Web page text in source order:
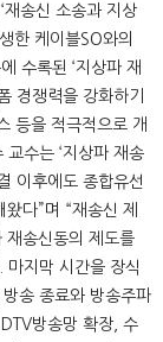
재송신 소송과 지상
한 케이블SO와의
수록된 ‘지상파 재
경쟁력을 강화하기
등을 적극적으로 개
수는 ‘지상파 재송
이후에도 종합유선
다”며 “재송신 제
재송신동의 제도를
마지막 시간을 장식
송 종료와 방송주파
방송망 확장, 수